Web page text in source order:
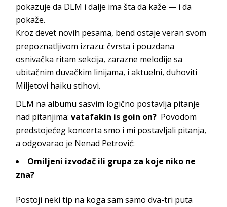
pokazuje da DLM i dalje ima šta da kaže — i da
pokaže.
Kroz devet novih pesama, bend ostaje veran svom
prepoznatljivom izrazu: čvrsta i pouzdana
osnivačka ritam sekcija, zarazne melodije sa
ubitačnim duvačkim linijama, i aktuelni, duhoviti
Miljetovi haiku stihovi.
DLM na albumu sasvim logično postavlja pitanje
nad pitanjima:vatafakin is goin on? Povodom
predstojećeg koncerta smo i mi postavljali pitanja,
a odgovarao je Nenad Petrović:
Omiljeni izvođač ili grupa za koje niko ne
zna?
Postoji neki tip na koga sam samo dva-tri puta